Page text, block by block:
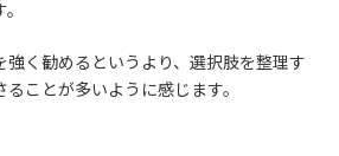
強く勧めるというより、選択肢を整理す
ことが多いように感じます。